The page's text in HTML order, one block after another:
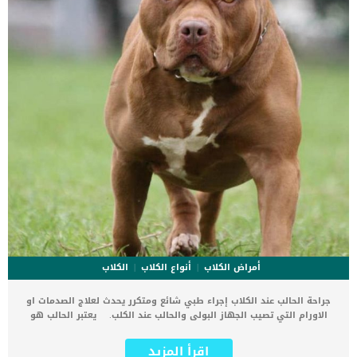
أمراض الكلاب أنواع الكلاب
الكلاب
جراحة الحالب عند الكلاب إجراء طبي شائع ومتكرر يحدث لعلاج الصدمات او
الاورام التي تصيب الجهاز البولى والحالب عند الكلب. يعتبر الحالب هو
الكلاب ازالة اى تلف او يصيبه. اقرأ ايضا: كيفية العلاج الطبيعى للتبول
اقرأ المزيد